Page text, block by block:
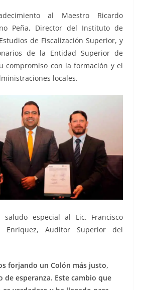
al Maestro Ricardo
Peña, Director del Instituto de
de Fiscalización Superior, y
de la Entidad Superior de
compromiso con la formación y el
locales.
especial al Lic. Francisco
Enríquez, Auditor Superior del
forjando un Colón más justo,
de esperanza. Este cambio que